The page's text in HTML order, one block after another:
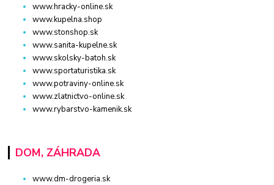
www.hracky-online.sk
www.kupelna.shop
www.stonshop.sk
www.sanita-kupelne.sk
www.skolsky-batoh.sk
www.sportaturistika.sk
www.potraviny-online.sk
www.zlatnictvo-online.sk
www.rybarstvo-kamenik.sk
DOM, ZÁHRADA
www.dm-drogeria.sk